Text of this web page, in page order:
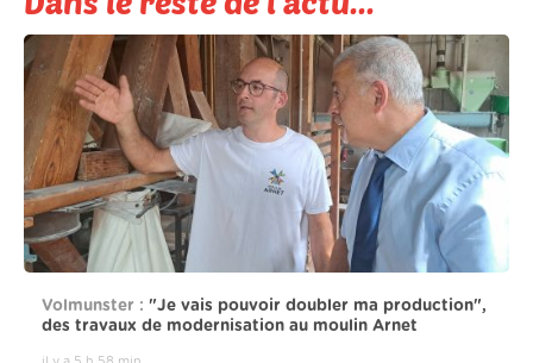
Volmunster : "Je vais pouvoir doubler ma production",
des travaux de modernisation au moulin Arnet